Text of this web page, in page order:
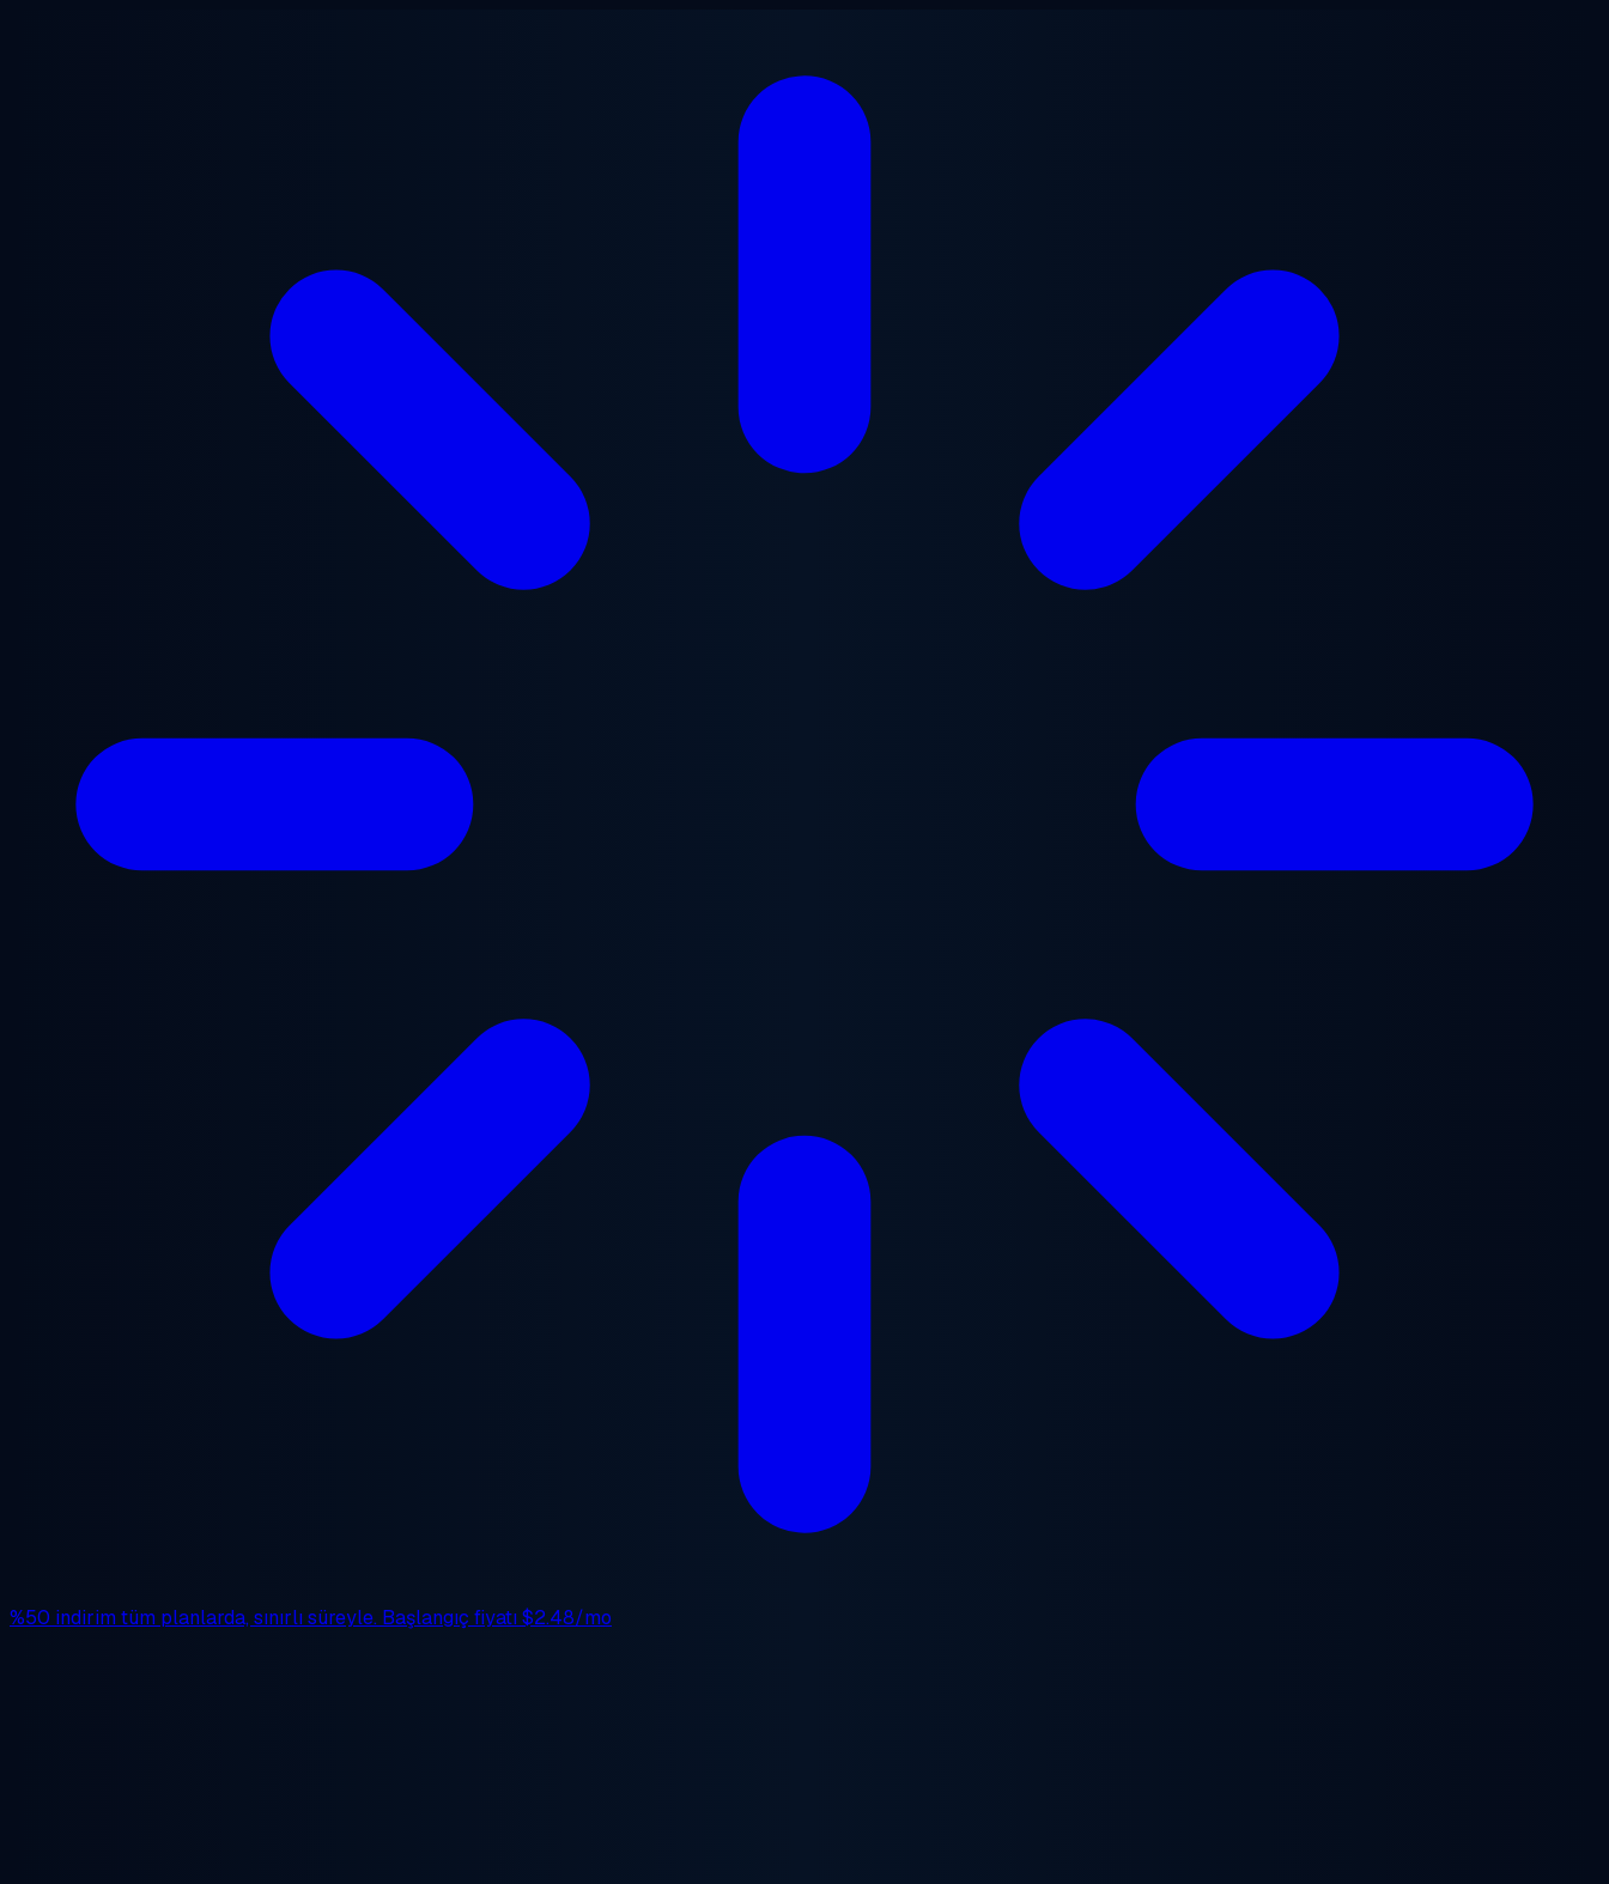
%50 indirim tüm planlarda, sınırlı süreyle. Başlangıç fiyatı $2.48/mo